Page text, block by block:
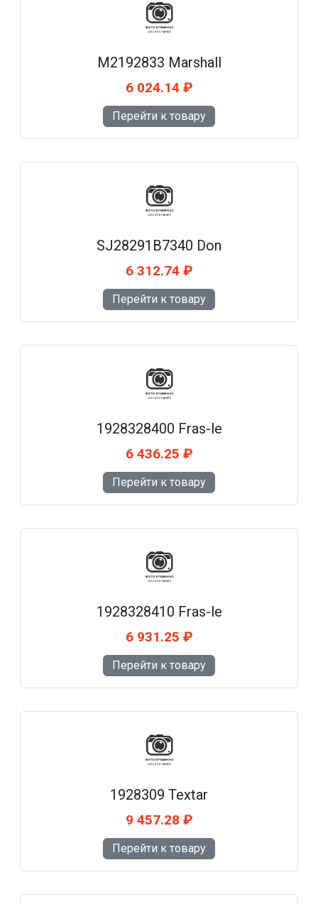
M2192833 Marshall
6 024.14 ₽
Перейти к товару
SJ28291B7340 Don
6 312.74 ₽
Перейти к товару
1928328400 Fras-le
6 436.25 ₽
Перейти к товару
1928328410 Fras-le
6 931.25 ₽
Перейти к товару
1928309 Textar
9 457.28 ₽
Перейти к товару